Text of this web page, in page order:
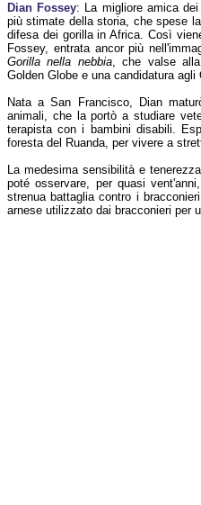
Dian Fossey: La migliore amica
più stimate della storia, che spese
difesa dei gorilla in Africa. Così
Fossey, entrata ancor più
Gorilla nella nebbia, che valse
Golden Globe e una candidatura agli
Nata a San Francisco, Dian
animali, che la portò a studiare
terapista con i bambini disabili.
foresta del Ruanda, per vivere a
La medesima sensibilità e
poté osservare, per quasi
strenua battaglia contro i
arnese utilizzato dai bracconieri per